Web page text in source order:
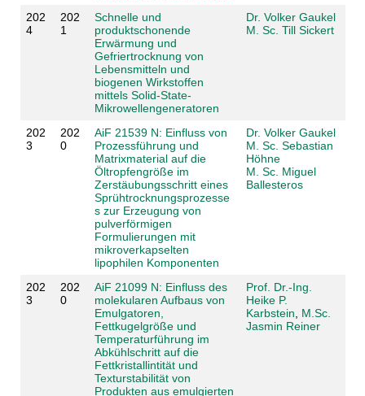
202
4
202
1
Schnelle und
produktschonende
Erwärmung und
Gefriertrocknung von
Lebensmitteln und
biogenen Wirkstoffen
mittels Solid-State-
Mikrowellengeneratoren
Dr. Volker Gaukel
M. Sc. Till Sickert
202
3
202
0
AiF 21539 N: Einfluss von
Prozessführung und
Matrixmaterial auf die
Öltropfengröße im
Zerstäubungsschritt eines
Sprühtrocknungsprozesse
s zur Erzeugung von
pulverförmigen
Formulierungen mit
mikroverkapselten
lipophilen Komponenten
Dr. Volker Gaukel
M. Sc. Sebastian
Höhne
M. Sc. Miguel
Ballesteros
202
3
202
0
AiF 21099 N: Einfluss des
molekularen Aufbaus von
Emulgatoren,
Fettkugelgröße und
Temperaturführung im
Abkühlschritt auf die
Fettkristallintität und
Texturstabilität von
Produkten aus emulgierten
Prof. Dr.-Ing.
Heike P.
Karbstein
M.Sc.
Jasmin Reiner